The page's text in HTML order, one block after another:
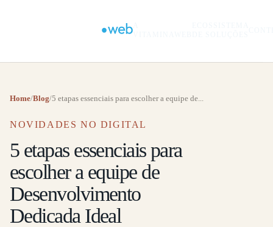
Home/Blog/5 etapas essenciais para escolher a equipe de...
NOVIDADES NO DIGITAL
5 etapas essenciais para
escolher a equipe de
Desenvolvimento
Dedicada Ideal